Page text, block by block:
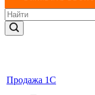
Продажа 1С